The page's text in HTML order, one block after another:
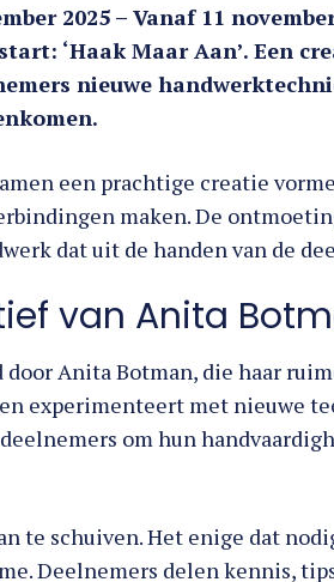
2025 – Vanaf 11
‘Haak Maar Aan’. Een
nieuwe
een prachtige creatie
maken. De
dat uit de handen van de
van Anita
Anita Botman, die haar
experimenteert met nieuwe
deelnemers om hun
te schuiven. Het enige dat
Deelnemers delen kennis,